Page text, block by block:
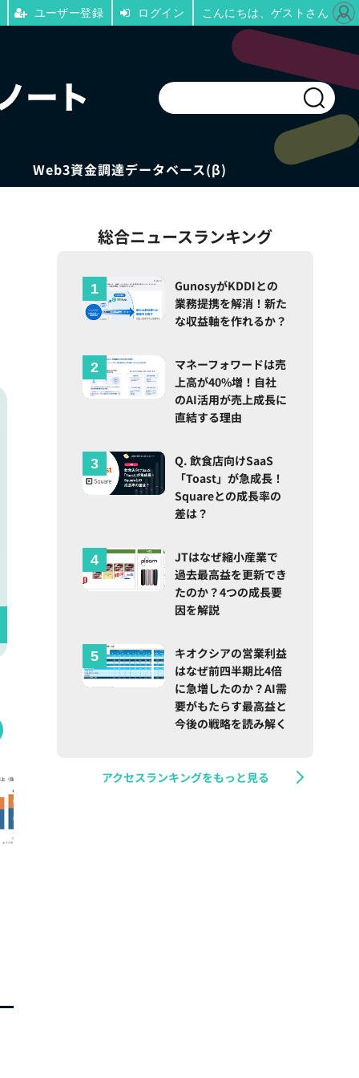
Web3資金調達データベース(β)
総合ニュースランキング
GunosyがKDDIとの
業務提携を解消！新た
な収益軸を作れるか？
マネーフォワードは売
上高が40%増！自社
のAI活用が売上成長に
直結する理由
Q. 飲食店向けSaaS
「Toast」が急成長！
Squareとの成長率の
差は？
JTはなぜ縮小産業で
過去最高益を更新でき
たのか？4つの成長要
因を解説
キオクシアの営業利益
はなぜ前四半期比4倍
に急増したのか？AI需
要がもたらす最高益と
今後の戦略を読み解く
アクセスランキングをもっと見る
ユーザー登録 ログイン こんにちは、ゲストさん